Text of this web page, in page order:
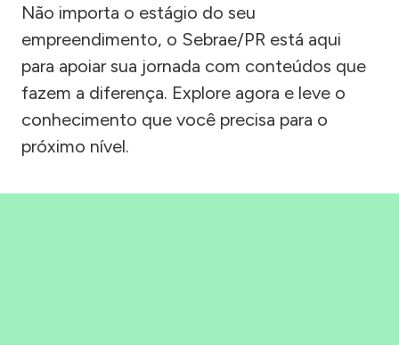
Não importa o estágio do seu
empreendimento, o Sebrae/PR está aqui
para apoiar sua jornada com conteúdos que
fazem a diferença. Explore agora e leve o
conhecimento que você precisa para o
próximo nível.